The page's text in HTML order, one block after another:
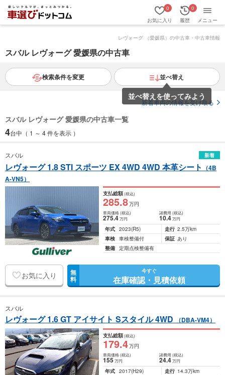
お気に入り
0
履歴
0
メニュー
レヴォーグ （愛媛県）の中古車・中古車情報
スバル レヴォーグ 愛媛県の中古車
検索条件を変更 並べ替え
並べ替えを使ってみよう
新着車両の情報を受け取る
スバル レヴォーグ 愛媛県の中古車一覧
4台中（ 1 ～ 4 件を表示 ）
スバル 新着
レヴォーグ 1.8 STI スポーツ EX 4WD 4WD 本革シート （4B
A-VN5）
支払総額(税込)
285.8万円
車両価格(税込)
275.4万円
諸費用 (税込)
10.4 万円
年式 2023(R5) 走行 2.5万km
車検 車検整備付 保証 あり
整備 定期点検整備有
お気に入り 無
料
今すぐ
在庫確認・見積依頼
スバル
レヴォーグ 1.6 GT アイサイト Sスタイル 4WD （DBA-VM4）
支払総額(税込)
179.4万円
車両価格(税込)
155万円
諸費用 (税込)
24.4 万円
年式 2017(H29) 走行 14.3万km